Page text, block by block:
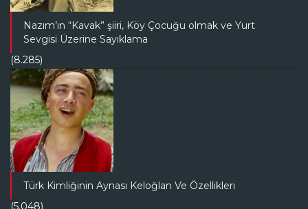
Nazım’ın “Kavak” şiiri, Köy Çocuğu olmak ve Yurt
Sevgisi Üzerine Sayıklama
(8.285)
Türk Kimliğinin Aynası Keloğlan Ve Özellikleri
(5.048)